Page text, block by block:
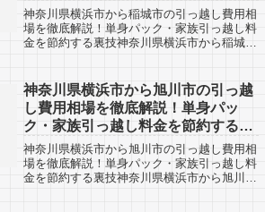
技
神奈川県横浜市から稲城市の引っ越し費用相
場を徹底解説！単身パック・家族引っ越し料
金を節約する裏技神奈川県横浜市から稲城市
に。神奈川県横浜市から稲城市までは
30km...
神奈川県横浜市から旭川市の引っ越
し費用相場を徹底解説！単身パッ
ク・家族引っ越し料金を節約する裏
技
神奈川県横浜市から旭川市の引っ越し費用相
場を徹底解説！単身パック・家族引っ越し料
金を節約する裏技神奈川県横浜市から旭川市